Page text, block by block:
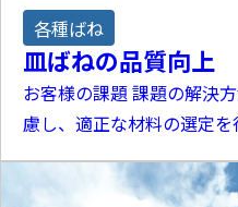
各種ばね
皿ばねの品質向上
お客様の課題 課題の解決
慮し、適正な材料の選定